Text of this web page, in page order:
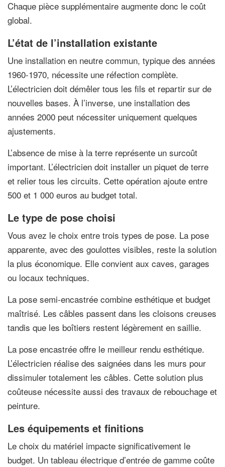
Chaque pièce supplémentaire augmente donc le coût
global.
L’état de l’installation existante
Une installation en neutre commun, typique des années
1960-1970, nécessite une réfection complète.
L’électricien doit démêler tous les fils et repartir sur de
nouvelles bases. À l’inverse, une installation des
années 2000 peut nécessiter uniquement quelques
ajustements.
L’absence de mise à la terre représente un surcoût
important. L’électricien doit installer un piquet de terre
et relier tous les circuits. Cette opération ajoute entre
500 et 1 000 euros au budget total.
Le type de pose choisi
Vous avez le choix entre trois types de pose. La pose
apparente, avec des goulottes visibles, reste la solution
la plus économique. Elle convient aux caves, garages
ou locaux techniques.
La pose semi-encastrée combine esthétique et budget
maîtrisé. Les câbles passent dans les cloisons creuses
tandis que les boîtiers restent légèrement en saillie.
La pose encastrée offre le meilleur rendu esthétique.
L’électricien réalise des saignées dans les murs pour
dissimuler totalement les câbles. Cette solution plus
coûteuse nécessite aussi des travaux de rebouchage et
peinture.
Les équipements et finitions
Le choix du matériel impacte significativement le
budget. Un tableau électrique d’entrée de gamme coûte